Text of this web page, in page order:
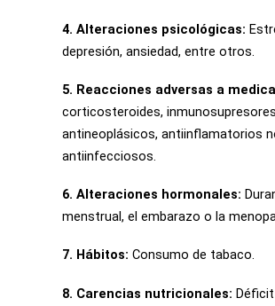
4. Alteraciones psicológicas:
depresión, ansiedad, entre otros.
5. Reacciones adversas a
corticosteroides,
antineoplásicos, antiinflamatorios
antiinfecciosos.
6. Alteraciones hormonales:
menstrual, el embarazo o la
7. Hábitos: Consumo de tabaco.
8. Carencias nutricionales: